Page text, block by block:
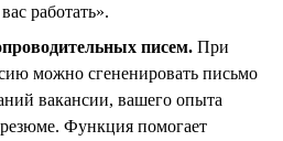
работать».
писем. При
можно сгененировать письмо
вакансии, вашего опыта
Функция помогает